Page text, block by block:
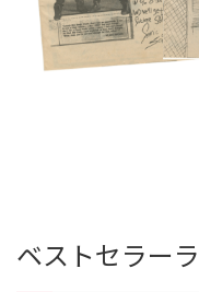
ベストセラー